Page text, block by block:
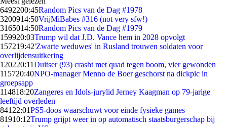
6492200:45Random Pics van de Dag #1978
3200914:50VrijMiBabes #316 (not very sfw!)
3165014:50Random Pics van de Dag #1979
159920:03Trump wil dat J.D. Vance hem in 2028 opvolgt
157219:42'Zwarte weduwes' in Rusland trouwen soldaten voor
overlijdensuitkering
120220:11Duitser (93) crasht met quad tegen boom, vier gewonden
115720:40NPO-manager Menno de Boer geschorst na dickpic in
groepsapp
114818:20Zangeres en Idols-jurylid Jerney Kaagman op 79-jarige
leeftijd overleden
841 22:01PS5-doos waarschuwt voor einde fysieke games
81910:12Trump grijpt weer in op automatisch staatsburgerschap bij